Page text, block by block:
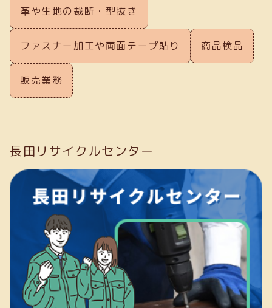
革や生地の裁断・型抜き
ファスナー加工や両面テープ貼り 商品検品
販売業務
長田リサイクルセンター